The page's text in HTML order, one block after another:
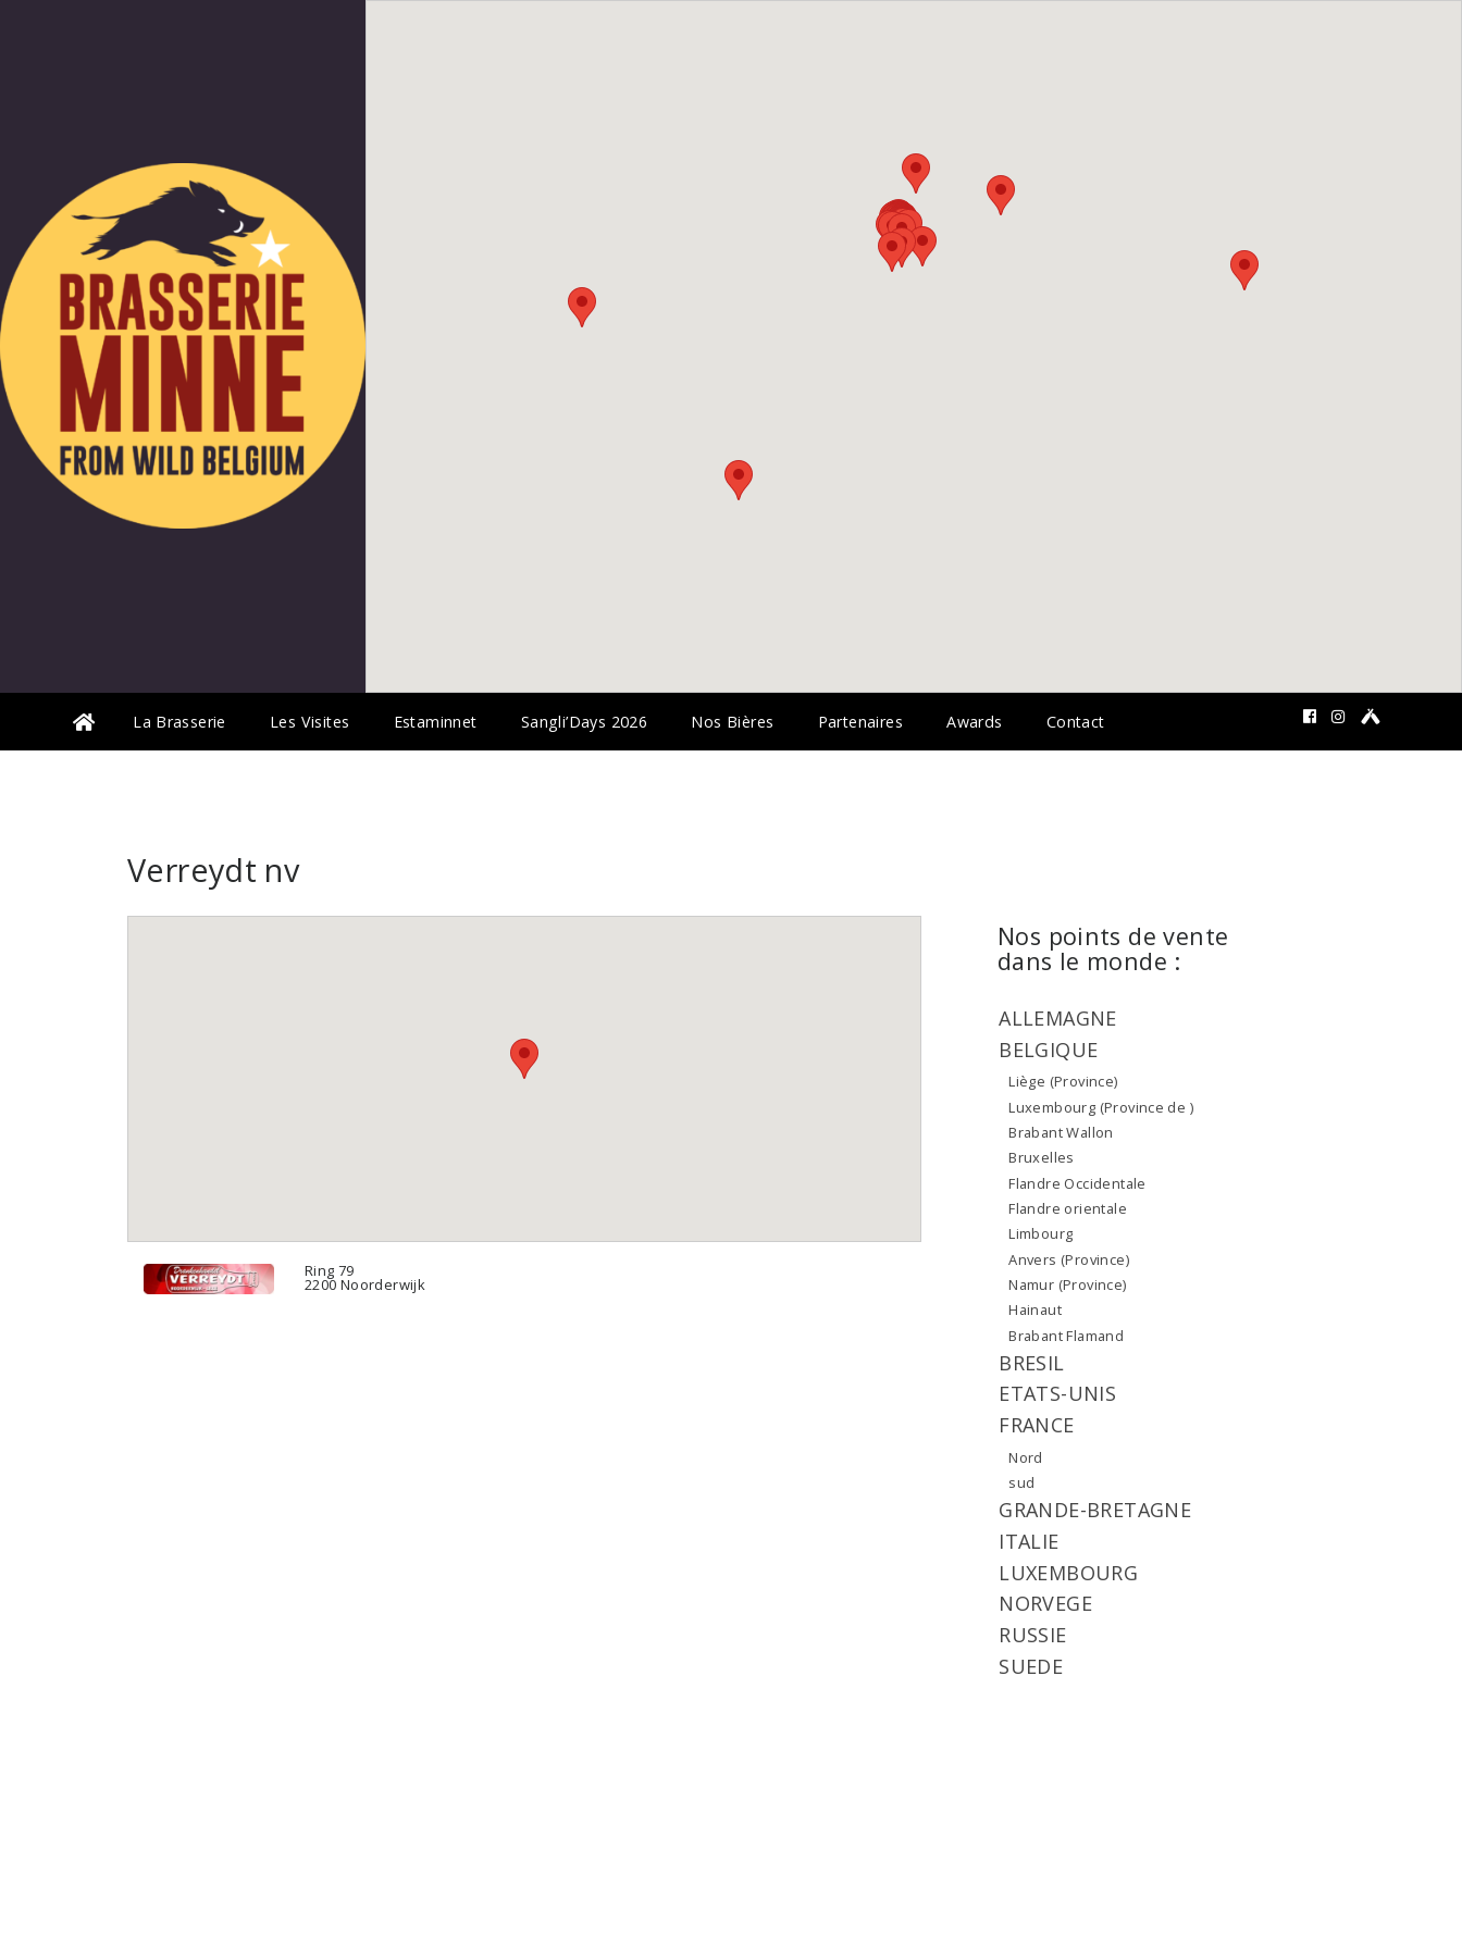
La Brasserie Les Visites Estaminnet Sangli’Days 2026 Nos Bières Partenaires Awards Contact
Verreydt nv
Ring 79
2200 Noorderwijk
Nos points de vente
dans le monde :
ALLEMAGNE
BELGIQUE
Liège (Province)
Luxembourg (Province de )
Brabant Wallon
Bruxelles
Flandre Occidentale
Flandre orientale
Limbourg
Anvers (Province)
Namur (Province)
Hainaut
Brabant Flamand
BRESIL
ETATS-UNIS
FRANCE
Nord
sud
GRANDE-BRETAGNE
ITALIE
LUXEMBOURG
NORVEGE
RUSSIE
SUEDE